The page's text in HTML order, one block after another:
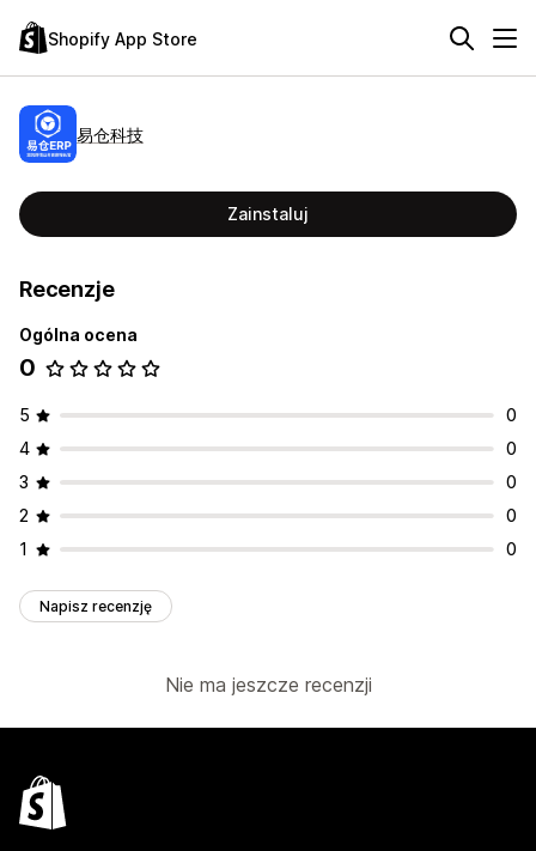
Shopify App Store
易仓科技
Zainstaluj
Recenzje
Ogólna ocena
0
5
0
4
0
3
0
2
0
1
0
Napisz recenzję
Nie ma jeszcze recenzji